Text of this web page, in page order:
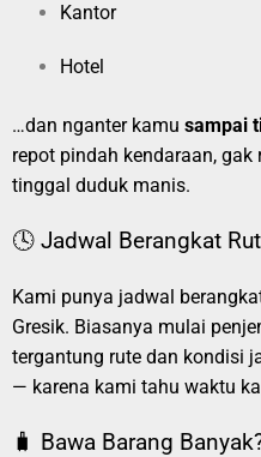
Kantor
Hotel
…dan nganter kamu sampai
repot pindah kendaraan,
tinggal duduk manis.
🕓 Jadwal Berangkat
Kami punya jadwal
Gresik. Biasanya mulai
tergantung rute dan kondisi
— karena kami tahu waktu
🧳 Bawa Barang